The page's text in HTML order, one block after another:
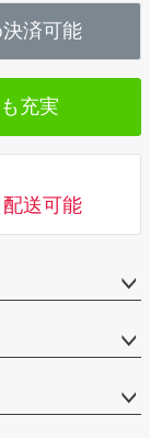
へ
済可能
充実
送可能